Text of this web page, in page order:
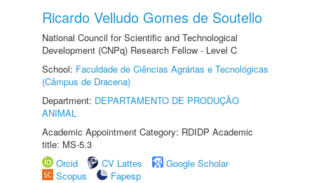
Ricardo Velludo Gomes de Soutello
National Council for Scientific and Technological
Development (CNPq) Research Fellow - Level C
School: Faculdade de Ciências Agrárias e Tecnológicas
(Câmpus de Dracena)
Department: DEPARTAMENTO DE PRODUÇÃO
ANIMAL
Academic Appointment Category: RDIDP Academic
title: MS-5.3
Orcid
CV Lattes
Google Scholar
Scopus
Fapesp